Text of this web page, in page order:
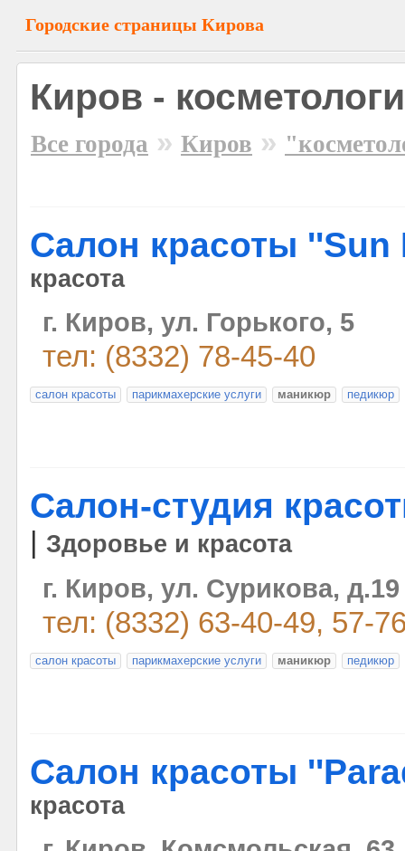
Городские страницы Кирова
Киров -
Все города » Киров »
Салон красоты ''Sun
красота
г. Киров, ул. Горького, 5
тел: (8332) 78-45-40
салон красоты парикмахерские услуги маникюр педикюр
Салон-студия
Здоровье и красота
г. Киров, ул. Сурикова,
тел: (8332) 63-40-49, 57-
салон красоты парикмахерские услуги маникюр педикюр
Салон красоты
красота